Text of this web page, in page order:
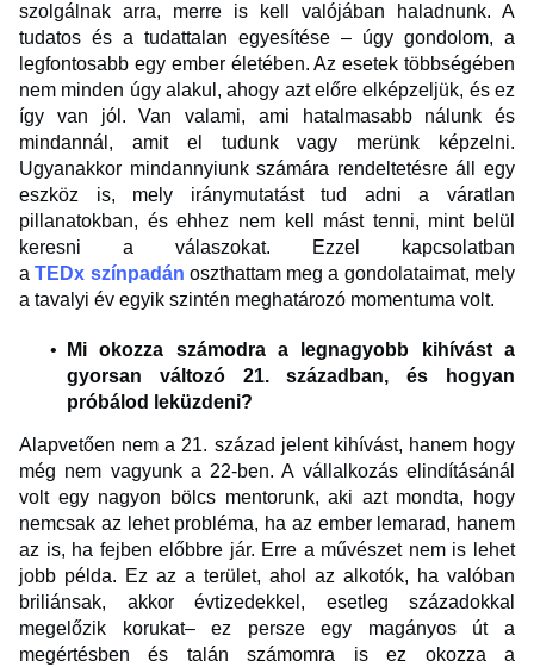
szolgálnak arra, merre is kell valójában haladnunk. A
tudatos és a tudattalan egyesítése – úgy gondolom, a
legfontosabb egy ember életében. Az esetek többségében
nem minden úgy alakul, ahogy azt előre elképzeljük, és ez
így van jól. Van valami, ami hatalmasabb nálunk és
mindannál, amit el tudunk vagy merünk képzelni.
Ugyanakkor mindannyiunk számára rendeltetésre áll egy
eszköz is, mely iránymutatást tud adni a váratlan
pillanatokban, és ehhez nem kell mást tenni, mint belül
keresni a válaszokat. Ezzel kapcsolatban
aTEDx színpadán oszthattam meg a gondolataimat, mely
a tavalyi év egyik szintén meghatározó momentuma volt.
Mi okozza számodra a legnagyobb kihívást a
gyorsan változó 21. században, és hogyan
próbálod leküzdeni?
Alapvetően nem a 21. század jelent kihívást, hanem hogy
még nem vagyunk a 22-ben. A vállalkozás elindításánál
volt egy nagyon bölcs mentorunk, aki azt mondta, hogy
nemcsak az lehet probléma, ha az ember lemarad, hanem
az is, ha fejben előbbre jár. Erre a művészet nem is lehet
jobb példa. Ez az a terület, ahol az alkotók, ha valóban
briliánsak, akkor évtizedekkel, esetleg századokkal
megelőzik korukat– ez persze egy magányos út a
megértésben és talán számomra is ez okozza a